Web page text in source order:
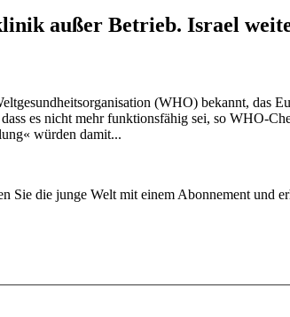
außer Betrieb. Israel
(WHO) bekannt, das
es nicht mehr funktionsfähig sei, so WHO-
würden damit...
Sie die junge Welt mit einem Abonnement und